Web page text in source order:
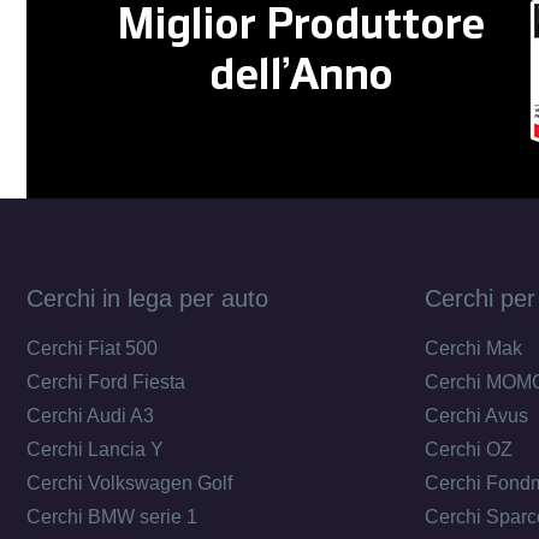
Cerchi in lega per auto
Cerchi Fiat 500
Cerchi Ford Fiesta
Cerchi Audi A3
Cerchi Lancia Y
Cerchi Volkswagen Golf
Cerchi BMW serie 1
Cerchi
Cerchi Mak
Cerchi
Cerchi Avus
Cerchi OZ
Cerchi
Cerchi